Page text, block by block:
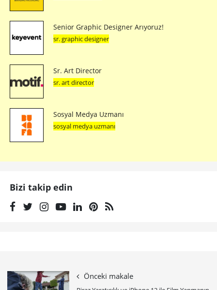
Senior Graphic Designer Arıyoruz!
sr. graphic designer
Sr. Art Director
sr. art director
Sosyal Medya Uzmanı
sosyal medya uzmanı
Bizi takip edin
Önceki makale